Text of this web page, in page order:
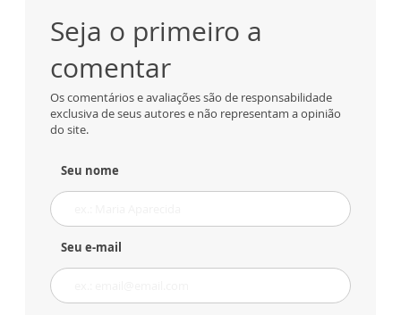
Seja o primeiro a
comentar
Os comentários e avaliações são de responsabilidade
exclusiva de seus autores e não representam a opinião
do site.
Seu nome
Seu e-mail